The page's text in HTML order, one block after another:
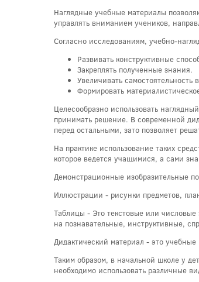
Наглядные учебные материалы
управлять вниманием учеников,
Согласно исследованиям, учебно-
Развивать конструктивные
Закреплять полученные знания.
Увеличивать
Формировать
Целесообразно использовать
принимать решение. В современной
перед остальными, зато позволяет
На практике использование таких
которое ведется учащимися, а сами
Демонстрационные изобразительные
Иллюстрации - рисунки предметов,
Таблицы - Это текстовые или
на познавательные, инструктивные,
Дидактический материал - это
Таким образом, в начальной школе у
необходимо использовать различные